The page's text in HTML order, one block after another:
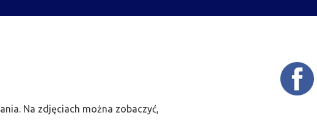
Na zdjęciach można zobaczyć,